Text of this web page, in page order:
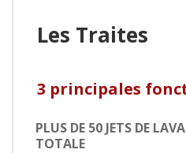
Les Traites
3 principales
PLUS DE 50 JETS DE
TOTALE